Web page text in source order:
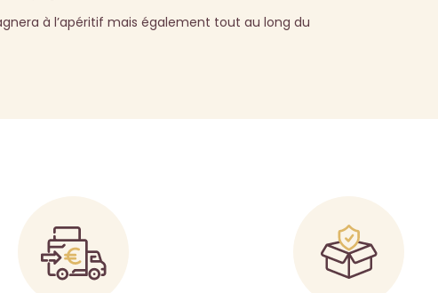
à l’apéritif mais également tout au long du